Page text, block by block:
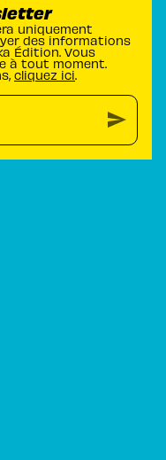
uniquement
des informations
Édition. Vous
à tout moment.
cliquez ici.
send